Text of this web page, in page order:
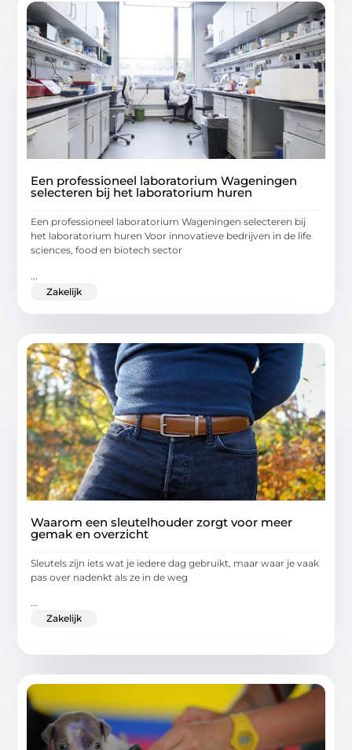
Een professioneel laboratorium Wageningen
selecteren bij het laboratorium huren
Een professioneel laboratorium Wageningen selecteren bij
het laboratorium huren Voor innovatieve bedrijven in de life
sciences, food en biotech sector
Zakelijk
Waarom een sleutelhouder zorgt voor meer
gemak en overzicht
Sleutels zijn iets wat je iedere dag gebruikt, maar waar je vaak
pas over nadenkt als ze in de weg
Zakelijk